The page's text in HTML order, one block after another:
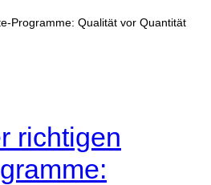
Programme: Qualität vor Quantität
richtigen